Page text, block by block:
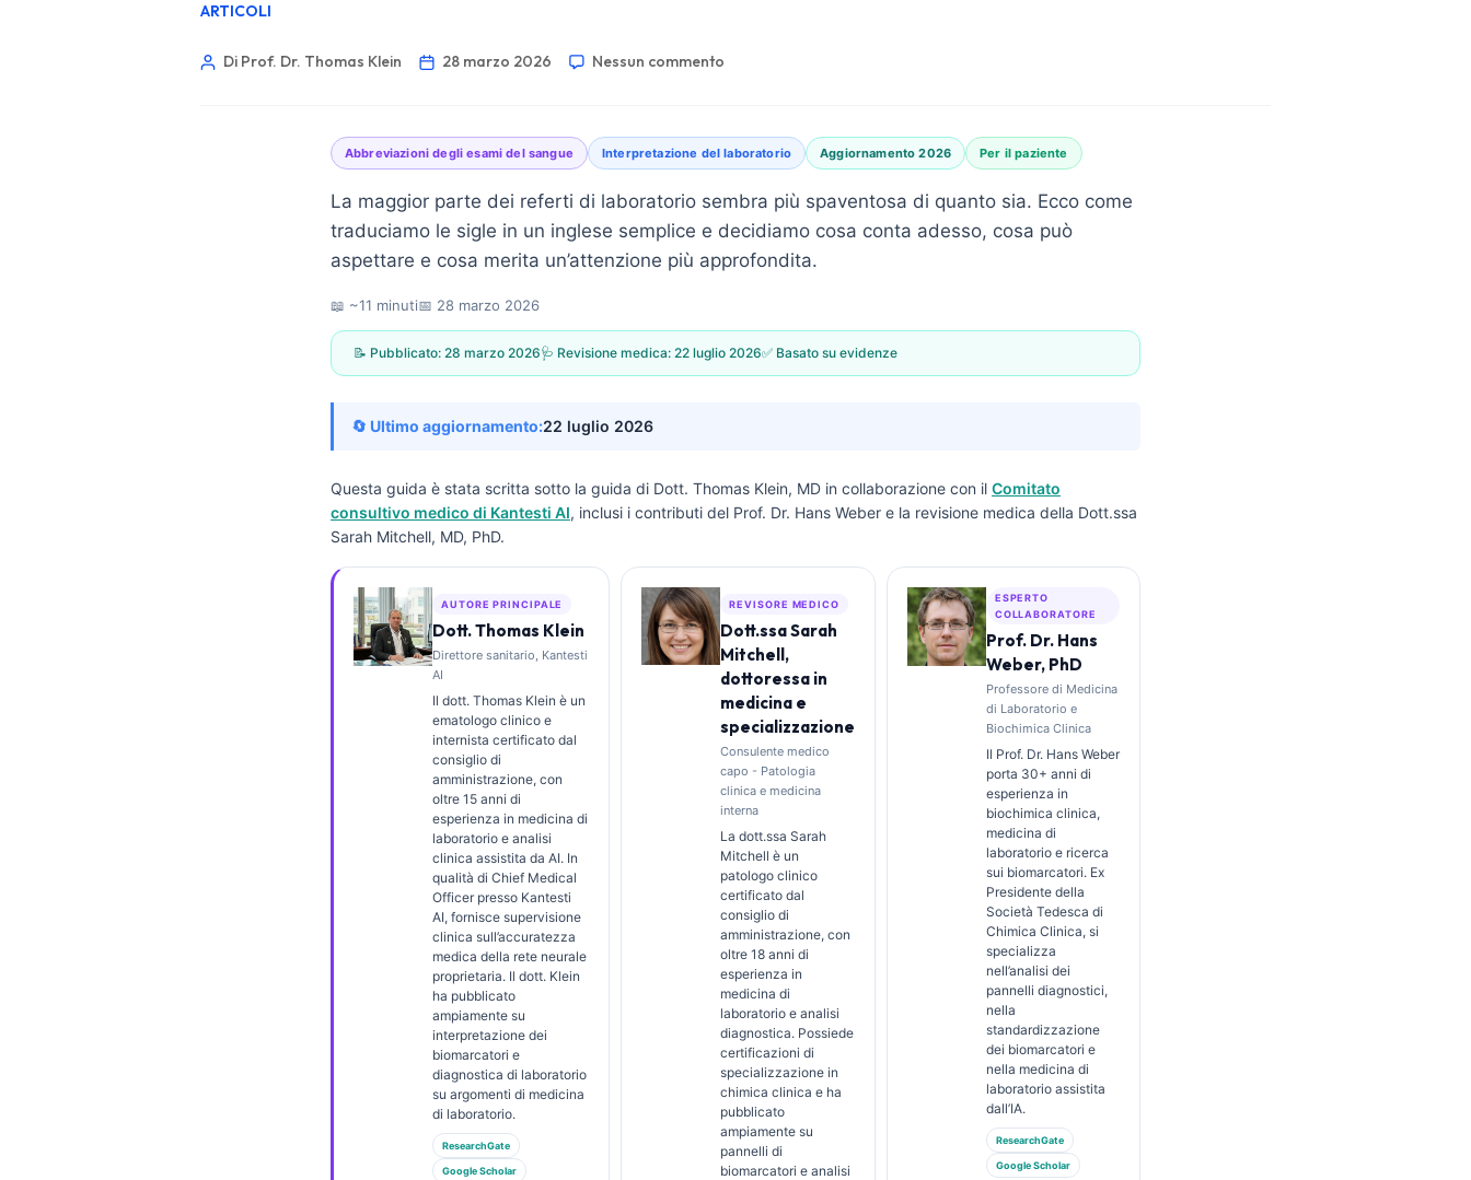
ARTICOLI
Di Prof. Dr. Thomas Klein 28 marzo 2026 Nessun commento
Abbreviazioni degli esami del sangue Interpretazione del laboratorio Aggiornamento 2026 Per il paziente
La maggior parte dei referti di laboratorio sembra più spaventosa di quanto sia. Ecco come
traduciamo le sigle in un inglese semplice e decidiamo cosa conta adesso, cosa può
aspettare e cosa merita un’attenzione più approfondita.
📖 ~11 minuti📅 28 marzo 2026
📝 Pubblicato: 28 marzo 2026🩺 Revisione medica: 22 luglio 2026✅ Basato su evidenze
🔄 Ultimo aggiornamento:22 luglio 2026
Questa guida è stata scritta sotto la guida di Dott. Thomas Klein, MD in collaborazione con il Comitato
consultivo medico di Kantesti AI, inclusi i contributi del Prof. Dr. Hans Weber e la revisione medica della Dott.ssa
Sarah Mitchell, MD, PhD.
AUTORE PRINCIPALE
Dott. Thomas Klein
Direttore sanitario, Kantesti
AI
Il dott. Thomas Klein è un
ematologo clinico e
internista certificato dal
consiglio di
amministrazione, con
oltre 15 anni di
esperienza in medicina di
laboratorio e analisi
clinica assistita da AI. In
qualità di Chief Medical
Officer presso Kantesti
AI, fornisce supervisione
clinica sull’accuratezza
medica della rete neurale
proprietaria. Il dott. Klein
ha pubblicato
ampiamente su
interpretazione dei
biomarcatori e
diagnostica di laboratorio
su argomenti di medicina
di laboratorio.
ResearchGate
Google Scholar
REVISORE MEDICO
Dott.ssa Sarah
Mitchell,
dottoressa in
medicina e
specializzazione
Consulente medico
capo - Patologia
clinica e medicina
interna
La dott.ssa Sarah
Mitchell è un
patologo clinico
certificato dal
consiglio di
amministrazione, con
oltre 18 anni di
esperienza in
medicina di
laboratorio e analisi
diagnostica. Possiede
certificazioni di
specializzazione in
chimica clinica e ha
pubblicato
ampiamente su
pannelli di
biomarcatori e analisi
ESPERTO
COLLABORATORE
Prof. Dr. Hans
Weber, PhD
Professore di Medicina
di Laboratorio e
Biochimica Clinica
Il Prof. Dr. Hans Weber
porta 30+ anni di
esperienza in
biochimica clinica,
medicina di
laboratorio e ricerca
sui biomarcatori. Ex
Presidente della
Società Tedesca di
Chimica Clinica, si
specializza
nell’analisi dei
pannelli diagnostici,
nella
standardizzazione
dei biomarcatori e
nella medicina di
laboratorio assistita
dall’IA.
ResearchGate
Google Scholar